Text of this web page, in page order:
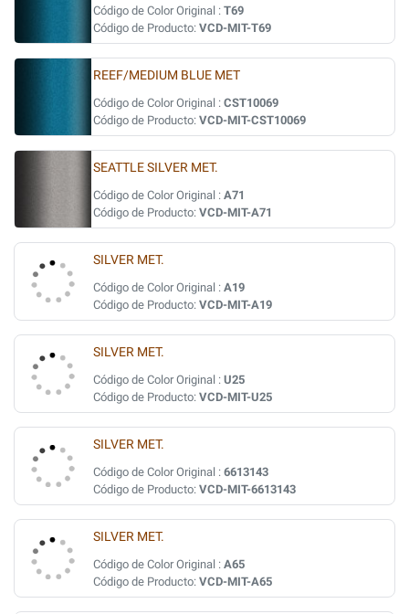
Código de Color Original : T69
Código de Producto: VCD-MIT-T69
REEF/MEDIUM BLUE MET
Código de Color Original : CST10069
Código de Producto: VCD-MIT-CST10069
SEATTLE SILVER MET.
Código de Color Original : A71
Código de Producto: VCD-MIT-A71
SILVER MET.
Código de Color Original : A19
Código de Producto: VCD-MIT-A19
SILVER MET.
Código de Color Original : U25
Código de Producto: VCD-MIT-U25
SILVER MET.
Código de Color Original : 6613143
Código de Producto: VCD-MIT-6613143
SILVER MET.
Código de Color Original : A65
Código de Producto: VCD-MIT-A65